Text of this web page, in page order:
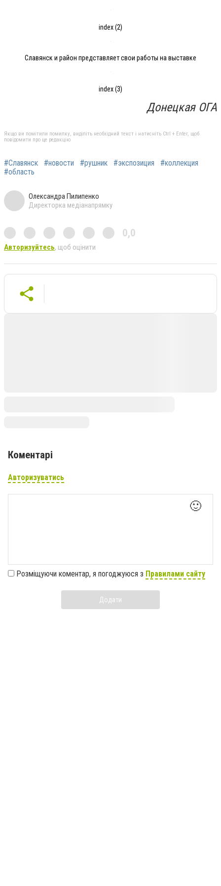
index (2)
Славянск и район представляет свои работы на выставке
index (3)
Донецкая ОГА
Якщо ви помітили помилку, виділіть необхідний текст і натисніть Ctrl + Enter, щоб
повідомити про це редакцію
#Славянск #новости #рушник #экспозиция
#коллекция
#область
Олександра Пилипенко
Директорка медіанапрямку
0,0
Авторизуйтесь, щоб оцінити
Коментарі
Авторизуватись
🙂
Розміщуючи коментар, я погоджуюся з Правилами сайту
Додати